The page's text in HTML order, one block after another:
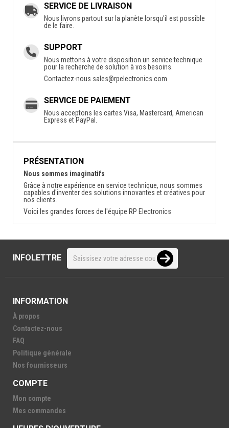
SERVICE DE LIVRAISON
Nous livrons partout sur la planète lorsqu'il est possible
de le faire.
SUPPORT
Nous mettons à votre disposition un service technique
pour la recherche de solution à vos besoins.
Contactez-nous sales@rpelectronics.com
SERVICE DE PAIEMENT
Nous acceptons les cartes Visa, Mastercard, American
Express et PayPal.
PRÉSENTATION
Nous sommes imaginatifs
Grâce à notre expérience en service technique, nous sommes
capables d'inventer des solutions innovantes et créatives pour
nos clients.
Voici les grandes forces de l'équipe RP Electronics
INFOLETTRE
INFORMATION
À propos
Contactez-nous
FAQ
Politique générale
Nos fournisseurs
COMPTE
Mon compte
Mes commandes